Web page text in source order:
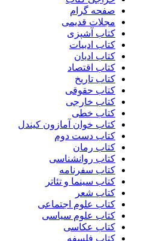
صفحه گرام
مجلات قدیمی
کتاب آشپزی
کتاب ادبیات
کتاب ادیان
کتاب اقتصاد
کتاب تاریخ
کتاب حقوقی
کتاب خارجی
کتاب خطی
کتاب خوان آمازون کیندل
کتاب دست دوم
کتاب رمان
کتاب روانشناسی
کتاب سفرنامه
کتاب سینما و تئاتر
کتاب شعر
کتاب علوم اجتماعی
کتاب علوم سیاسی
کتاب عکاسی
کتاب فلسفه